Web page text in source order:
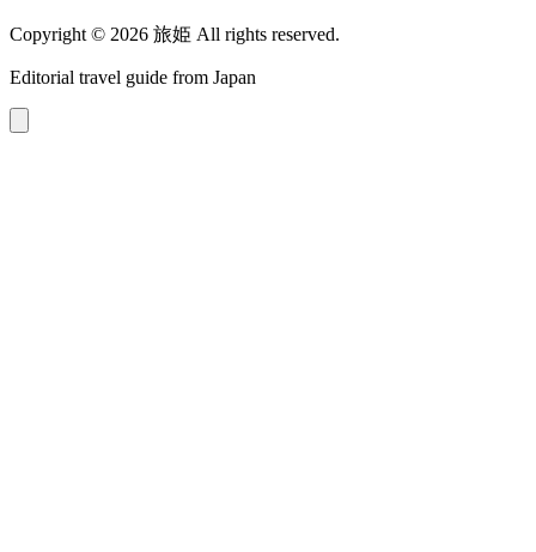
Copyright © 2026 旅姫 All rights reserved.
Editorial travel guide from Japan